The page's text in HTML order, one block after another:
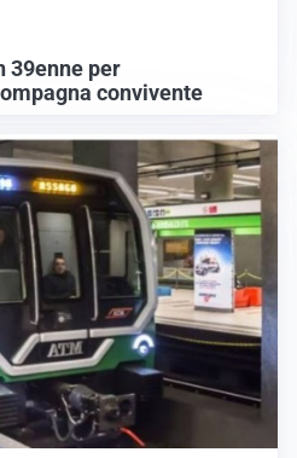
39enne per
convivente